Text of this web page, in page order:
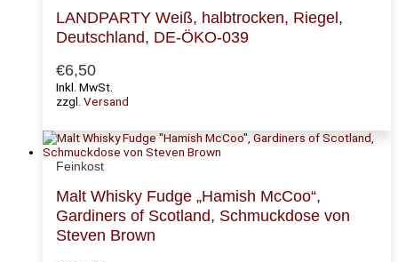
LANDPARTY Weiß, halbtrocken, Riegel,
Deutschland, DE-ÖKO-039
€6,50
Inkl. MwSt.
zzgl. Versand
Feinkost
Malt Whisky Fudge „Hamish McCoo“,
Gardiners of Scotland, Schmuckdose von
Steven Brown